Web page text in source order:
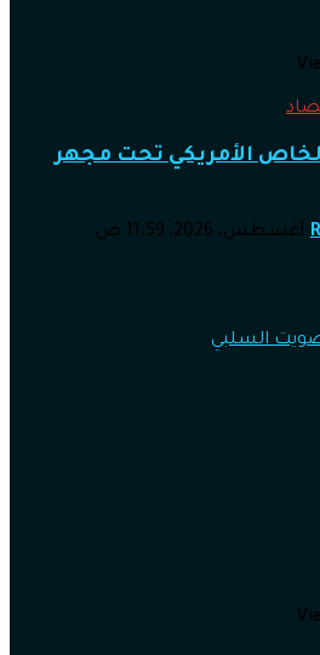
الأمريكي تحت مجهر
السلبي